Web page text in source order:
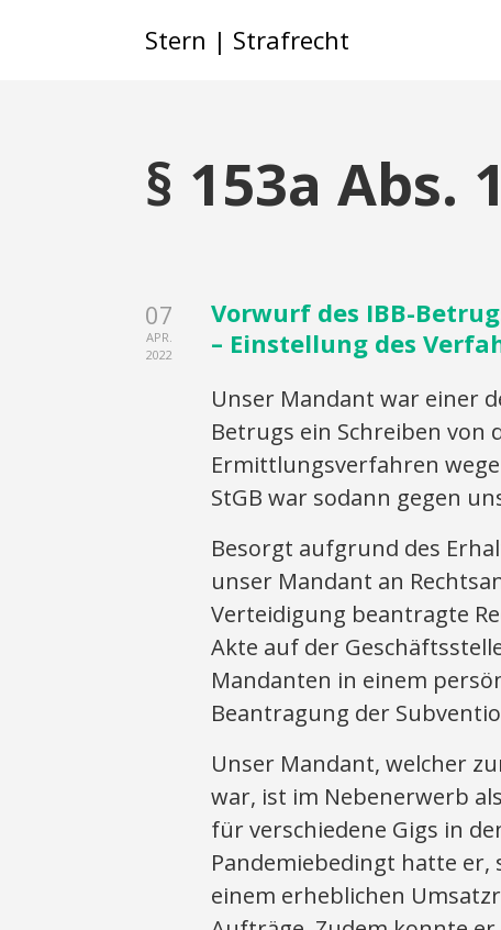
Stern | Strafrecht
§ 153a Abs.
07
APR.
2022
Vorwurf des IBB-
– Einstellung des
Unser Mandant war einer
Betrugs ein Schreiben von
Ermittlungsverfahren
StGB war sodann gegen
Besorgt aufgrund des
unser Mandant an
Verteidigung beantragte
Akte auf der
Mandanten in einem
Beantragung der
Unser Mandant, welcher
war, ist im Nebenerwerb
für verschiedene Gigs in
Pandemiebedingt hatte er,
einem erheblichen